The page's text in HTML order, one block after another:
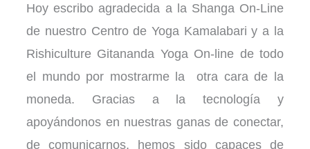
Hoy escribo agradecida a la Shanga On-Line
de nuestro Centro de Yoga Kamalabari y a la
Rishiculture Gitananda Yoga On-line de todo
el mundo por mostrarme la otra cara de la
moneda. Gracias a la tecnología y
apoyándonos en nuestras ganas de conectar,
de comunicarnos, hemos sido capaces de